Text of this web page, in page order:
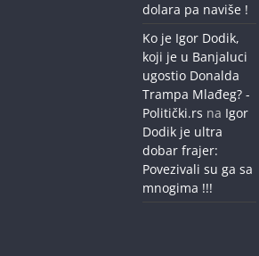
dolara pa naviše !
Ko je Igor Dodik,
koji je u Banjaluci
ugostio Donalda
Trampa Mlađeg? -
Politički.rs na Igor
Dodik je ultra
dobar frajer:
Povezivali su ga sa
mnogima !!!